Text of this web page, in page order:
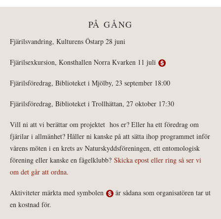
PÅ GÅNG
Fjärilsvandring, Kulturens Östarp 28 juni
Fjärilsexkursion, Konsthallen Norra Kvarken 11 juli
Fjärilsföredrag, Biblioteket i Mjölby, 23 september 18:00
Fjärilsföredrag, Biblioteket i Trollhättan, 27 oktober 17:30
Vill ni att vi berättar om projektet hos er? Eller ha ett föredrag om
fjärilar i allmänhet? Håller ni kanske på att sätta ihop programmet inför
vårens möten i en krets av Naturskyddsföreningen, ett entomologisk
förening eller kanske en fågelklubb? Skicka epost eller ring så ser vi
om det går att ordna.
Aktiviteter märkta med symbolen
är sådana som organisatören tar ut
en kostnad för.